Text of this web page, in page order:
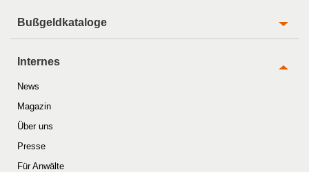
Bußgeldkataloge
Internes
News
Magazin
Über uns
Presse
Für Anwälte